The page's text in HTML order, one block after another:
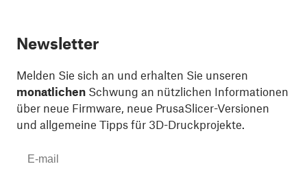
Newsletter
Melden Sie sich an und erhalten Sie unseren
monatlichen Schwung an nützlichen Informationen
über neue Firmware, neue PrusaSlicer-Versionen
und allgemeine Tipps für 3D-Druckprojekte.